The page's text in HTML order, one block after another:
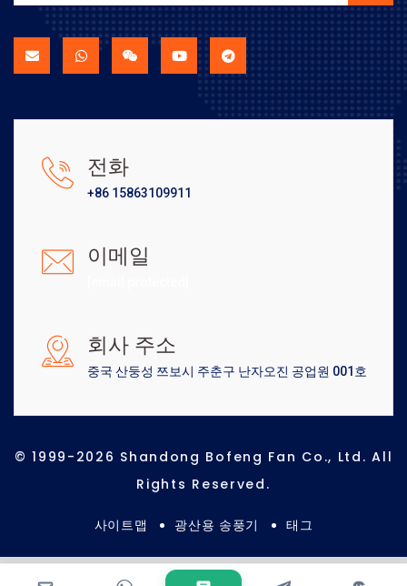
전화
+86 15863109911
이메일
회사 주소
중국 산둥성 쯔보시 주춘구 난자오진 공업원 001호
© 1999-2026 Shandong Bofeng Fan Co., Ltd. All
Rights Reserved.
사이트맵 광산용 송풍기 태그